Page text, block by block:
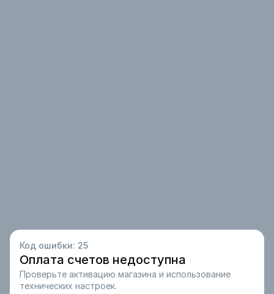
Код ошибки: 25
Оплата счетов недоступна
Проверьте активацию магазина и использование
технических настроек.